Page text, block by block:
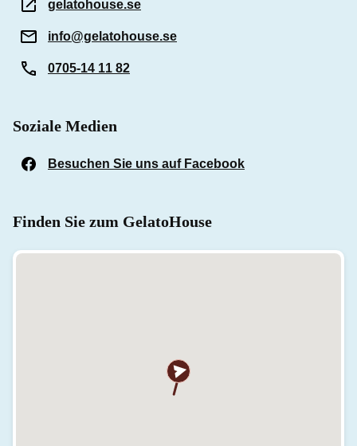
gelatohouse.se
info@gelatohouse.se
0705-14 11 82
Soziale Medien
Besuchen Sie uns auf Facebook
Finden Sie zum GelatoHouse